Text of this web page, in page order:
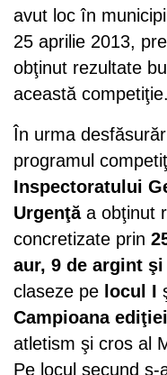
avut loc în
25 aprilie 2013,
obţinut rezultate
această competiţie.
În urma
programul
Inspectoratului
Urgenţă a obţinut
concretizate prin
aur, 9 de argint
claseze pe locul I
Campioana
atletism şi cros al
Pe locul secund